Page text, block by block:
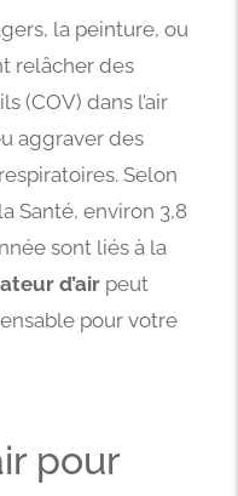
la peinture, ou
relâcher des
(COV) dans l’air
aggraver des
Selon
Santé, environ 3,8
sont liés à la
d’air peut
pour votre
pour